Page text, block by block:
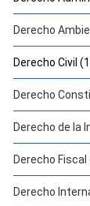
Derecho
Derecho Civil
Derecho
Derecho de la
Derecho Fiscal
Derecho